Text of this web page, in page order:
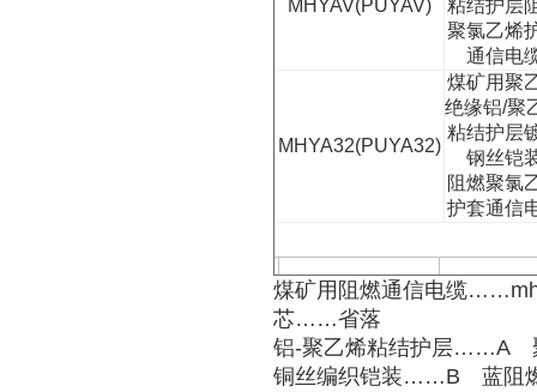
MHYAV(PUYAV)
粘结护层
聚氯乙烯
通信电
MHYA32(PUYA32)
煤矿用聚
绝缘铝/聚
粘结护层
钢丝铠
阻燃聚氯
护套通信
煤矿用阻燃通信电缆
芯……省落
铝-聚乙烯粘结护层……A
铜丝编织铠装……B 蓝阻